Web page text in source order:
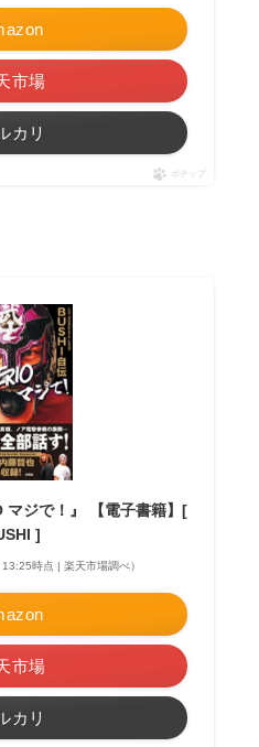
市場
カリ
ポチップ
マジで！』 【電子書籍】[
]
時点 | 楽天市場調べ）
市場
カリ